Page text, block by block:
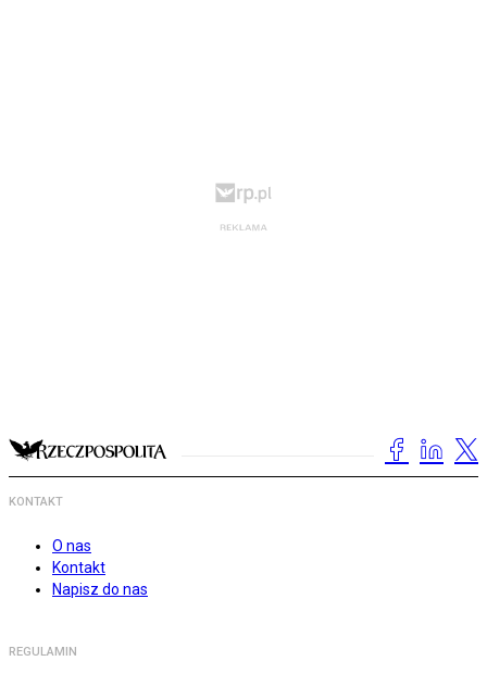
KONTAKT
O nas
Kontakt
Napisz do nas
REGULAMIN